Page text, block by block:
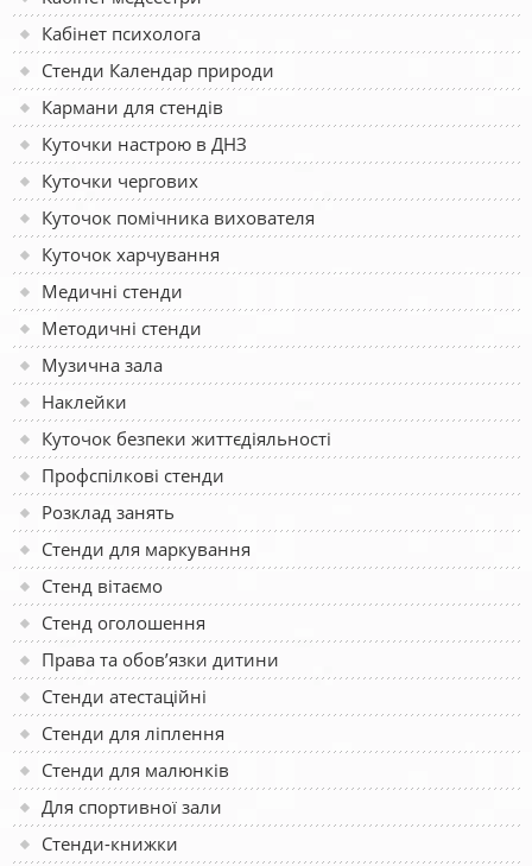
Кабінет психолога
Стенди Календар природи
Кармани для стендів
Куточки настрою в ДНЗ
Куточки чергових
Куточок помічника вихователя
Куточок харчування
Медичні стенди
Методичні стенди
Музична зала
Наклейки
Куточок безпеки життєдіяльності
Профспілкові стенди
Розклад занять
Стенди для маркування
Стенд вітаємо
Стенд оголошення
Права та обов’язки дитини
Стенди атестаційні
Стенди для ліплення
Стенди для малюнків
Для спортивної зали
Стенди-книжки